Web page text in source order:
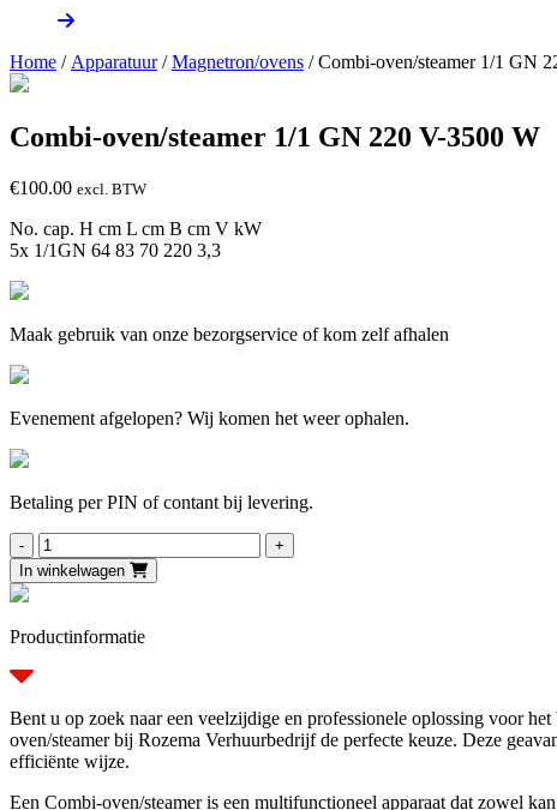
Home / Apparatuur/Magnetron/ovens / Combi-oven/steamer 1/1 GN
Combi-oven/steamer 1/1 GN 220 V-3500 W
€100.00 excl. BTW
No. cap. H cm L cm B cm V kW
5x 1/1GN 64 83 70 220 3,3
Maak gebruik van onze bezorgservice of kom zelf afhalen
Evenement afgelopen? Wij komen het weer ophalen.
Betaling per PIN of contant bij levering.
Combi-
oven/steamer
1/1
GN
220
V-
3500
aantal
In winkelwagen
Productinformatie
Bent u op zoek naar een veelzijdige en professionele oplossing voor
oven/steamer bij Rozema Verhuurbedrijf de perfecte keuze. Deze
efficiënte wijze.
Een Combi-oven/steamer is een multifunctioneel apparaat dat zowel